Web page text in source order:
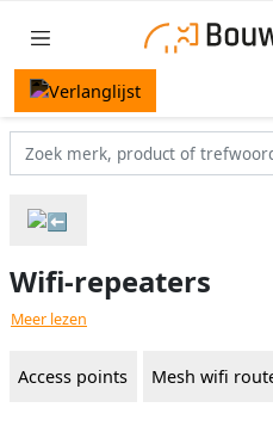
Wifi-repeaters
Meer lezen
Access points Mesh wifi